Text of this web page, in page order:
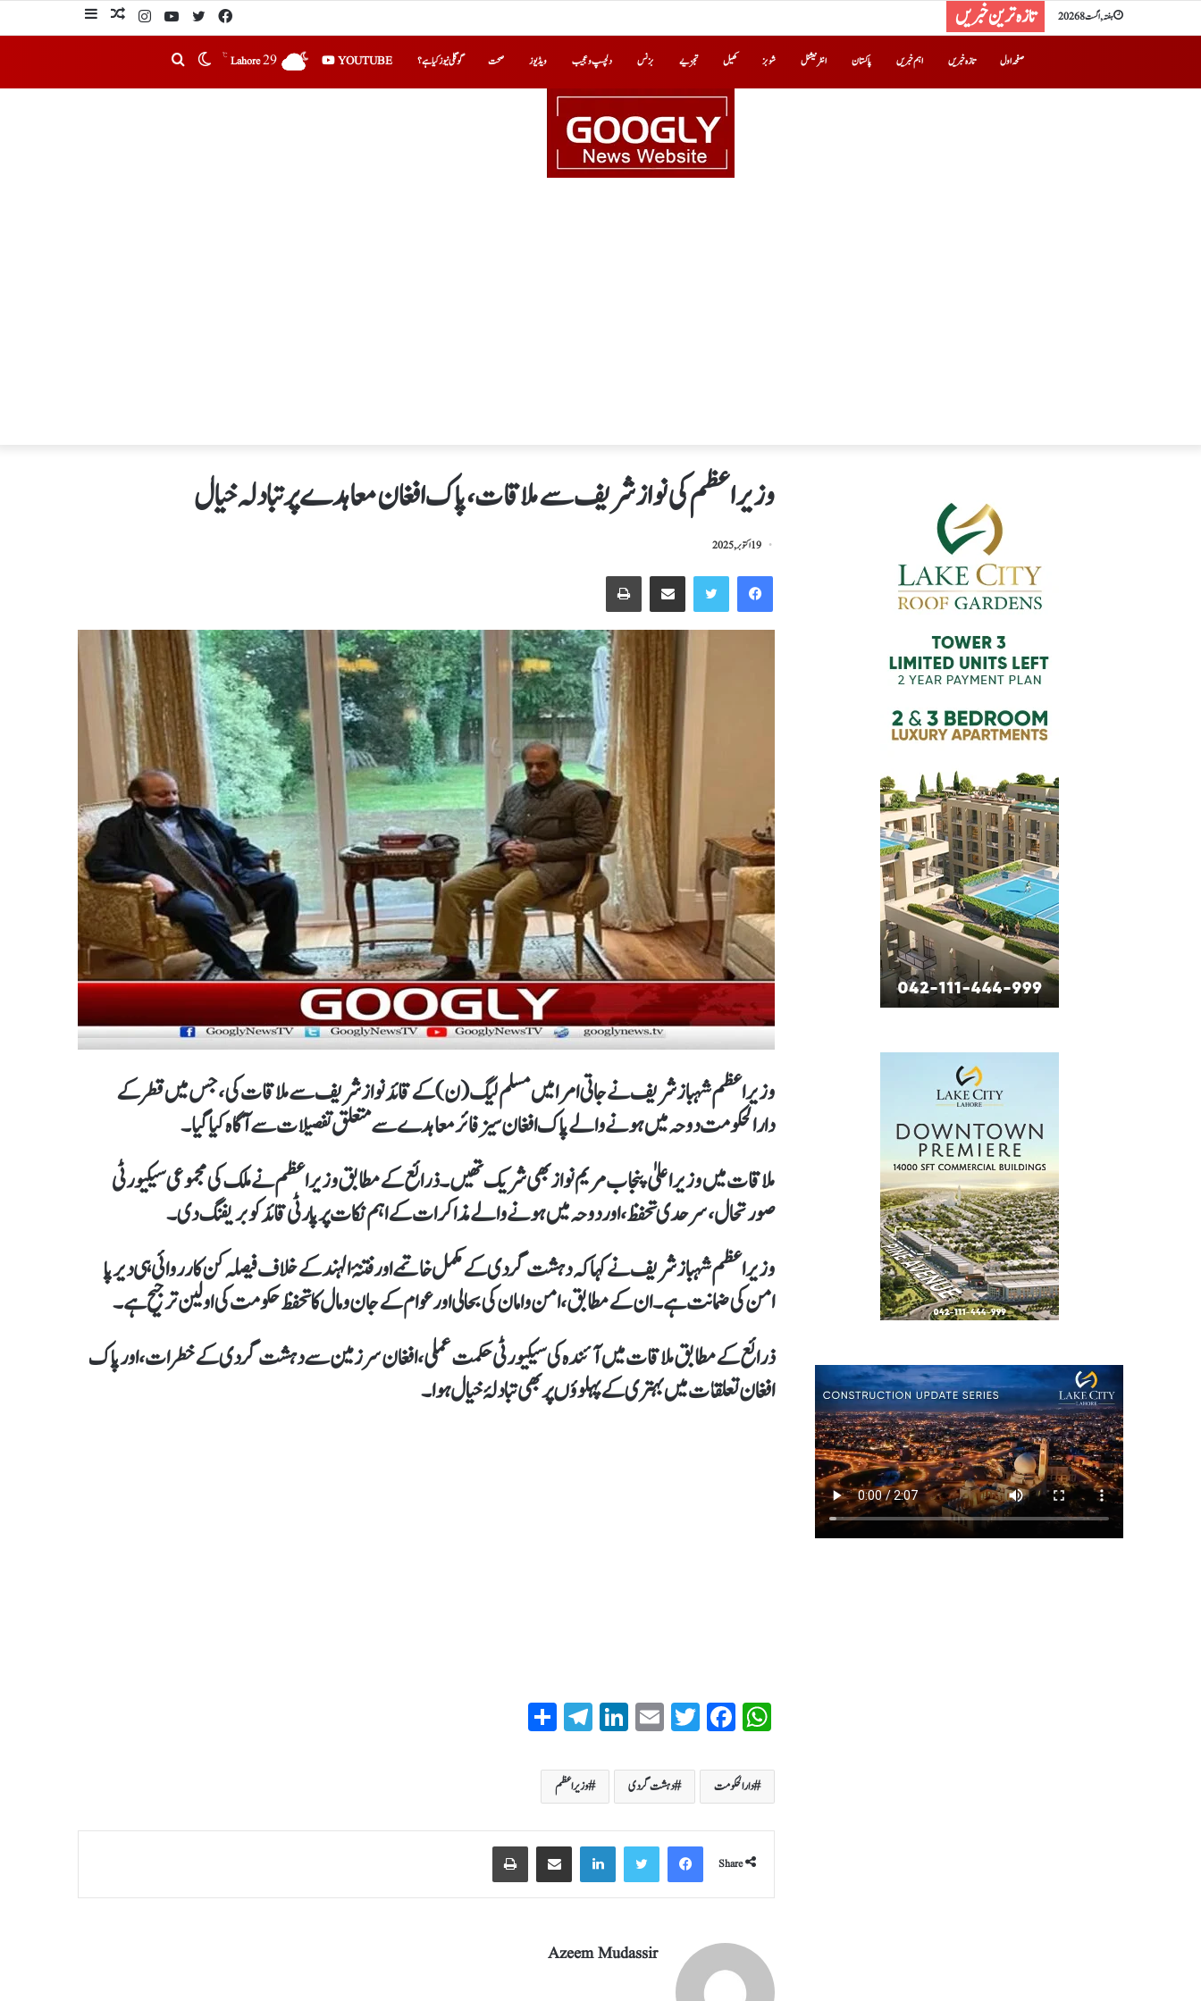
ہفتہ, اگست 8 2026 تازہ ترین خبریں
صفحہ اول تازہ خبریں اہم خبریں پاکستان انٹرنیشنل شوبز کھیل تجزیے بزنس دلچسپ و عجیب ویڈیوز صحت گوگلی نیوز کیا ہے؟ YOUTUBE
Lahore29
℃
وزیراعظم کی نواز شریف سے ملاقات، پاک افغان معاہدے پر تبادلہ خیال
19 اکتوبر, 2025
وزیراعظم شہباز شریف نے جاتی امرا میں مسلم لیگ (ن) کے قائد نواز شریف سے ملاقات کی، جس میں قطر کے
دارالحکومت دوحہ میں ہونے والے پاک افغان سیز فائر معاہدے سے متعلق تفصیلات سے آگاہ کیا گیا۔
ملاقات میں وزیراعلیٰ پنجاب مریم نواز بھی شریک تھیں۔ ذرائع کے مطابق وزیراعظم نے ملک کی مجموعی سیکیورٹی
صورتحال، سرحدی تحفظ، اور دوحہ میں ہونے والے مذاکرات کے اہم نکات پر پارٹی قائد کو بریفنگ دی۔
وزیراعظم شہباز شریف نے کہا کہدہشت گردی کے مکمل خاتمے اور فتنۂ الہند کے خلاف فیصلہ کن کارروائی ہی دیرپا
امن کی ضمانت ہے۔ان کے مطابق،امن و امان کی بحالی اور عوام کے جان و مال کا تحفظ حکومت کی اولین ترجیح ہے۔
ذرائع کے مطابق ملاقات میں آئندہ کی سیکیورٹی حکمت عملی، افغان سرزمین سے دہشت گردی کے خطرات، اور پاک
افغان تعلقات میں بہتری کے پہلوؤں پر بھی تبادلۂ خیال ہوا۔
W
ha
ts
A
pp
Fa
ce
bo
ok
T
wi
tte
r
E
m
ail
Li
nk
ed
In
T
el
eg
ra
m
دارالحکومت دہشت گردی وزیراعظم
Share
Azeem Mudassir